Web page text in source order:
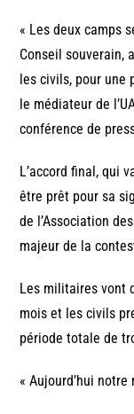
« Les deux camps
Conseil souverain,
les civils, pour une
le médiateur de
conférence de
L’accord final, qui
être prêt pour sa
de l’Association
majeur de la
Les militaires vont
mois et les civils
période totale de
« Aujourd’hui